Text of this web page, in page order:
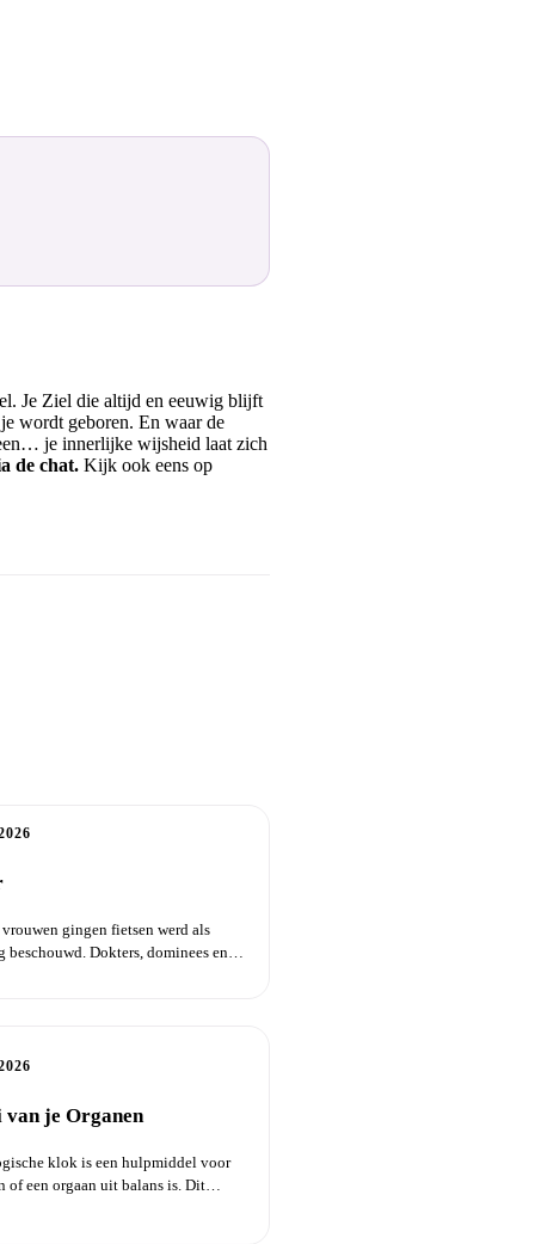
Je Ziel die altijd en eeuwig blijft
wordt geboren. En waar de
je innerlijke wijsheid laat zich
de chat. Kijk ook eens op
gingen fietsen werd als
beschouwd. Dokters, dominees en
van je Organen
klok is een hulpmiddel voor
of een orgaan uit balans is. Dit